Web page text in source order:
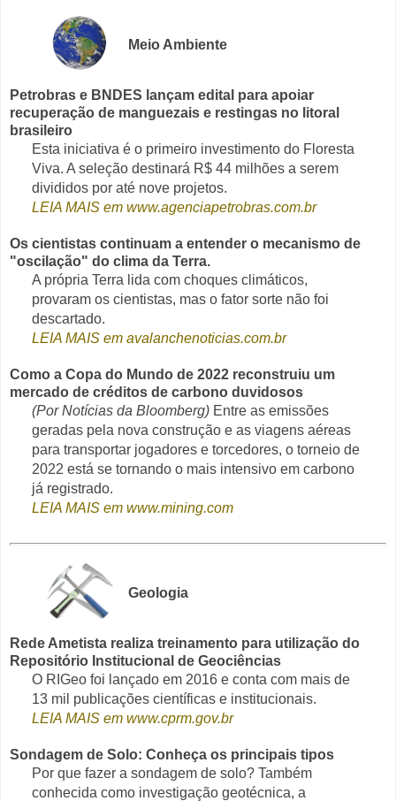
Meio Ambiente
Petrobras e BNDES lançam edital para apoiar
recuperação de manguezais e restingas no litoral
brasileiro
Esta iniciativa é o primeiro investimento do Floresta
Viva. A seleção destinará R$ 44 milhões a serem
divididos por até nove projetos.
LEIA MAIS em www.agenciapetrobras.com.br
Os cientistas continuam a entender o mecanismo de
"oscilação" do clima da Terra.
A própria Terra lida com choques climáticos,
provaram os cientistas, mas o fator sorte não foi
descartado.
LEIA MAIS em avalanchenoticias.com.br
Como a Copa do Mundo de 2022 reconstruiu um
mercado de créditos de carbono duvidosos
(Por Notícias da Bloomberg)Entre as emissões
geradas pela nova construção e as viagens aéreas
para transportar jogadores e torcedores, o torneio de
2022 está se tornando o mais intensivo em carbono
já registrado.
LEIA MAIS em www.mining.com
Geologia
Rede Ametista realiza treinamento para utilização do
Repositório Institucional de Geociências
O RIGeo foi lançado em 2016 e conta com mais de
13 mil publicações científicas e institucionais.
LEIA MAIS em www.cprm.gov.br
Sondagem de Solo: Conheça os principais tipos
Por que fazer a sondagem de solo? Também
conhecida como investigação geotécnica, a